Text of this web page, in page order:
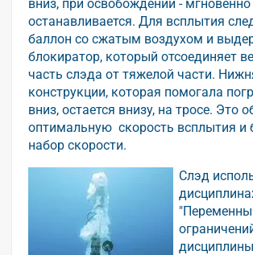
вниз, при освобождении - мгновенно
останавливается. Для всплытия
баллон со сжатым воздухом и
блокиратор, который отсоединяет
часть слэда от тяжелой части.
конструкции, которая помогала
вниз, остается внизу, на тросе. Это
оптимальную скорость всплытия и
набор скорости.
Слэд
дисциплины